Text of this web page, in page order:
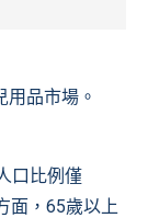
用品市場。
口比例僅
面，65歲以上